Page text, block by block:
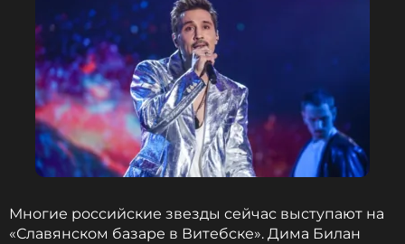
Многие российские звезды сейчас выступают на
«Славянском базаре в Витебске». Дима Билан